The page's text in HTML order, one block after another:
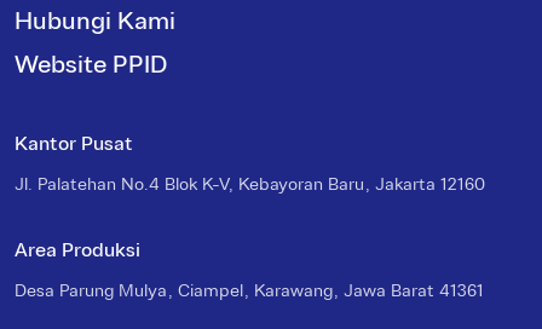
Hubungi Kami
Website PPID
Kantor Pusat
Jl. Palatehan No.4 Blok K-V, Kebayoran Baru, Jakarta 12160
Area Produksi
Desa Parung Mulya, Ciampel, Karawang, Jawa Barat 41361